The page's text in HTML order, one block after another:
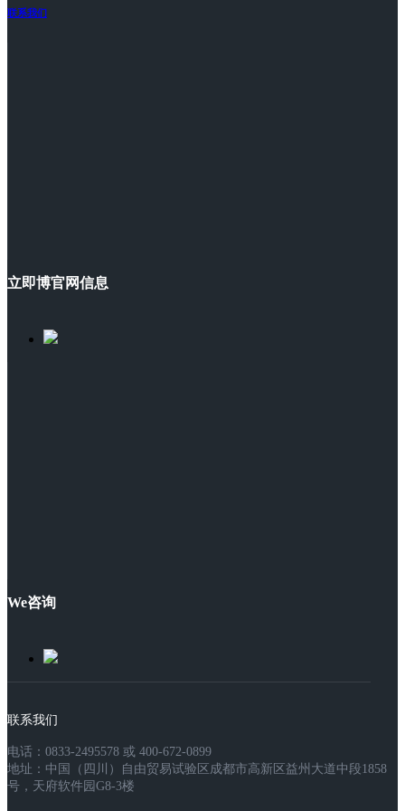
联系我们
立即博官网信息
We咨询
联系我们
电话：0833-2495578 或 400-672-0899
地址：中国（四川）自由贸易试验区成都市高新区益州大道中段1858
号，天府软件园G8-3楼